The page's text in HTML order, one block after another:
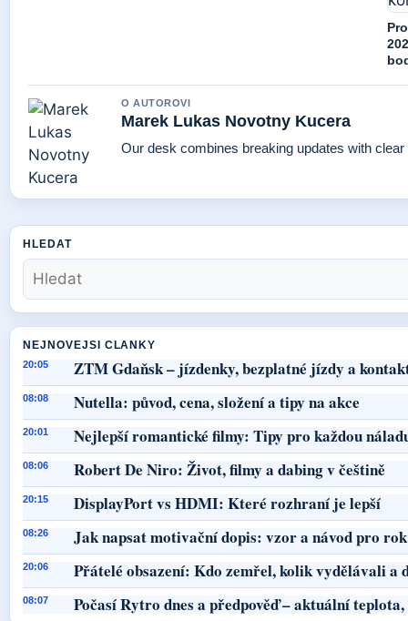
O AUTOROVI
Marek Lukas Novotny Kucera
Our desk combines breaking updates with
HLEDAT
NEJNOVEJSI CLANKY
20:05 ZTM Gdaňsk – jízdenky, bezplatné jízdy a
08:08 Nutella: původ, cena, složení a tipy na akce
20:01 Nejlepší romantické filmy: Tipy pro každou
08:06 Robert De Niro: Život, filmy a dabing v češtině
20:15 DisplayPort vs HDMI: Které rozhraní je lepší
08:26 Jak napsat motivační dopis: vzor a návod pro
20:06 Přátelé obsazení: Kdo zemřel, kolik vydělávali a
08:07 Počasí Rytro dnes a předpověď – aktuální